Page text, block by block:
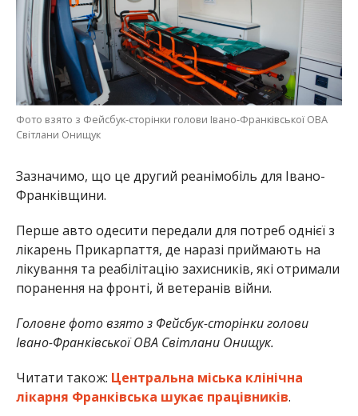
Фото взято з Фейсбук-сторінки голови Івано-Франківської ОВА
Світлани Онищук
Зазначимо, що це другий реанімобіль для Івано-
Франківщини.
Перше авто одесити передали для потреб однієї з
лікарень Прикарпаття, де наразі приймають на
лікування та реабілітацію захисників, які отримали
поранення на фронті, й ветеранів війни.
Головне фото взято з Фейсбук-сторінки голови
Івано-Франківської ОВА Світлани Онищук.
Читати також: Центральна міська клінічна
лікарня Франківська шукає працівників.